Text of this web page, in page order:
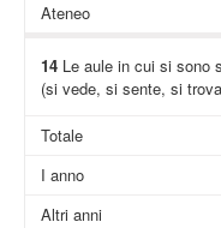
Ateneo
14Le aule in cui si sono
(si vede, si sente, si
Totale
I anno
Altri anni